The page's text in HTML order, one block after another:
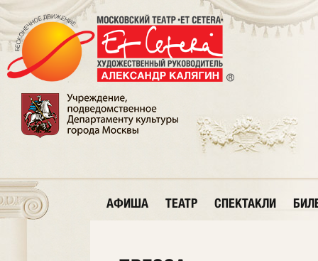
АФИША ТЕАТР СПЕКТАКЛИ